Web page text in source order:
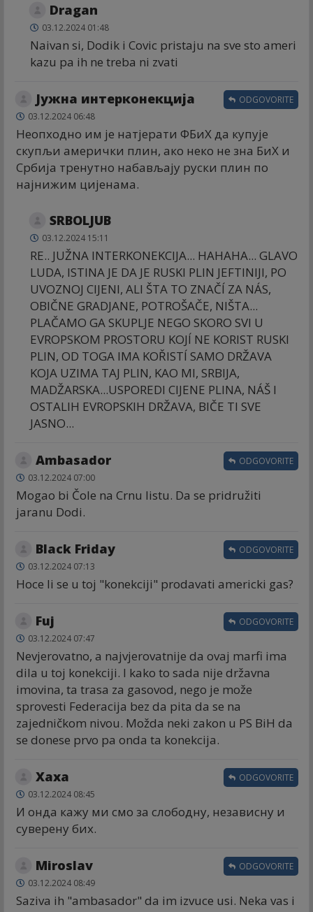
Dragan
03.12.2024 01:48
Naivan si, Dodik i Covic pristaju na sve sto ameri
kazu pa ih ne treba ni zvati
Јужна интерконекција
03.12.2024 06:48
Неопходно им је натјерати ФБиХ да купује
скупљи амерички плин, ако неко не зна БиХ и
Србија тренутно набављају руски плин по
најнижим цијенама.
ODGOVORITE
SRBOLJUB
03.12.2024 15:11
RE.. JUŽNA INTERKONEKCIJA... HAHAHA... GLAVO
LUDA, ISTINA JE DA JE RUSKI PLIN JEFTINIJI, PO
UVOZNOJ CIJENI, ALI ŠTA TO ZNAČÍ ZA NÁS,
OBIČNE GRADJANE, POTROŠAČE, NIŠTA...
PLAČAMO GA SKUPLJE NEGO SKORO SVI U
EVROPSKOM PROSTORU KOJÍ NE KORIST RUSKI
PLIN, OD TOGA IMA KOŘISTÍ SAMO DRŽAVA
KOJA UZIMA TAJ PLIN, KAO MI, SRBIJA,
MADŽARSKA...USPOREDI CIJENE PLINA, NÁŠ I
OSTALIH EVROPSKIH DRŽAVA, BIČE TI SVE
JASNO...
Ambasador
03.12.2024 07:00
Mogao bi Čole na Crnu listu. Da se pridružiti
jaranu Dodi.
ODGOVORITE
Black Friday
03.12.2024 07:13
Hoce li se u toj "konekciji" prodavati americki gas?
ODGOVORITE
Fuj
03.12.2024 07:47
Nevjerovatno, a najvjerovatnije da ovaj marfi ima
dila u toj konekciji. I kako to sada nije državna
imovina, ta trasa za gasovod, nego je može
sprovesti Federacija bez da pita da se na
zajedničkom nivou. Možda neki zakon u PS BiH da
se donese prvo pa onda ta konekcija.
ODGOVORITE
Хаха
03.12.2024 08:45
И онда кажу ми смо за слободну, независну и
суверену бих.
ODGOVORITE
Miroslav
03.12.2024 08:49
Saziva ih "ambasador" da im izvuce usi. Neka vas i
ODGOVORITE